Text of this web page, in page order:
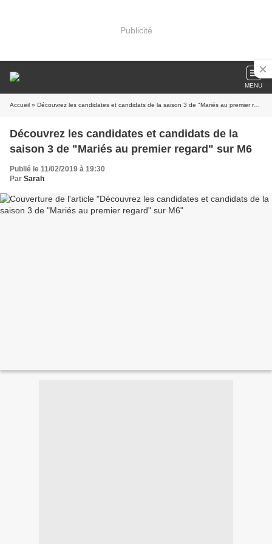
Publicité
MENU
Accueil » Découvrez les candidates et candidats de la saison 3 de "Mariés au premier regard" sur M6
Découvrez les candidates et candidats de la
saison 3 de "Mariés au premier regard" sur M6
Publié le 11/02/2019 à 19:30
Par Sarah